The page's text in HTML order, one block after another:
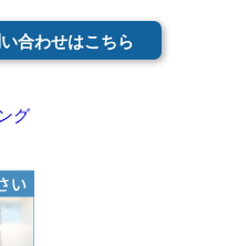
合わせはこちら
グ